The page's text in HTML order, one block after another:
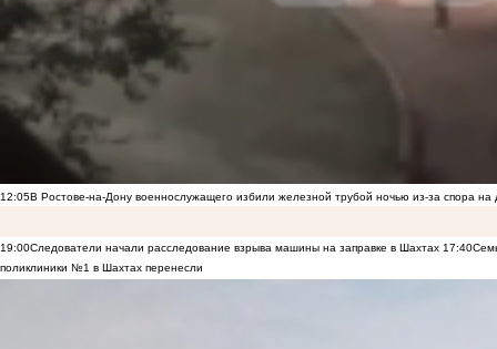
12:05В Ростове-на-Дону военнослужащего избили железной трубой ночью из-за спора на
19:00Следователи начали расследование взрыва машины на заправке в Шахтах 17:40
поликлиники №1 в Шахтах перенесли